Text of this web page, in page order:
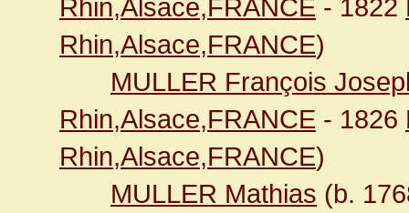
Rhin,Alsace,FRANCE - 1822
Rhin,Alsace,FRANCE)
MULLER François
Rhin,Alsace,FRANCE - 1826
Rhin,Alsace,FRANCE)
MULLER Mathias (b.